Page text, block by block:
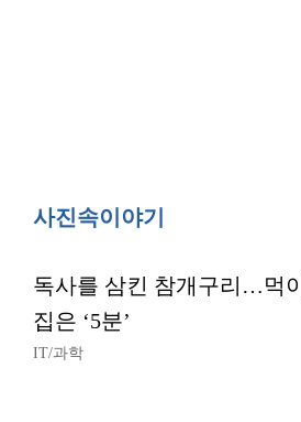
사진속이야기
독사를 삼킨 참개구리…먹
집은 ‘5분’
IT/과학